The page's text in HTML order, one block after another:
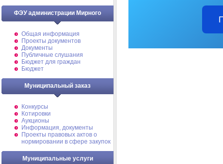
ФЭУ администрации Мирного
Общая информация
Проекты документов
Документы
Публичные слушания
Бюджет для граждан
Бюджет
Муниципальный заказ
Конкурсы
Котировки
Аукционы
Информация, документы
Проекты правовых актов о
нормировании в сфере закупок
Муниципальные услуги